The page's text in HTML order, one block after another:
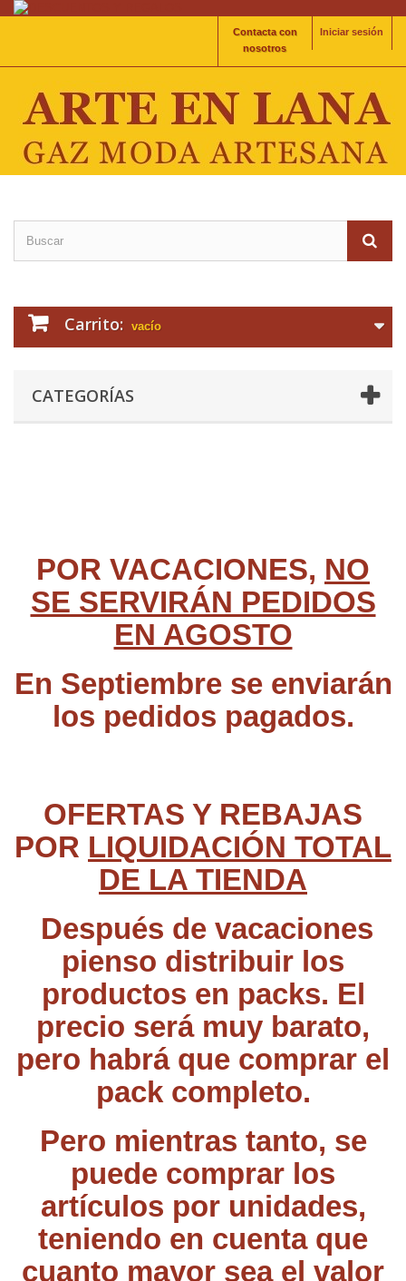
Iniciar sesión
Contacta con
nosotros
Carrito: vacío
CATEGORÍAS
POR VACACIONES, NO
SE SERVIRÁN PEDIDOS
EN AGOSTO
En Septiembre se enviarán
los pedidos pagados.
OFERTAS Y REBAJAS
POR LIQUIDACIÓN TOTAL
DE LA TIENDA
Después de vacaciones
pienso distribuir los
productos en packs. El
precio será muy barato,
pero habrá que comprar el
pack completo.
Pero mientras tanto, se
puede comprar los
artículos por unidades,
teniendo en cuenta que
cuanto mayor sea el valor